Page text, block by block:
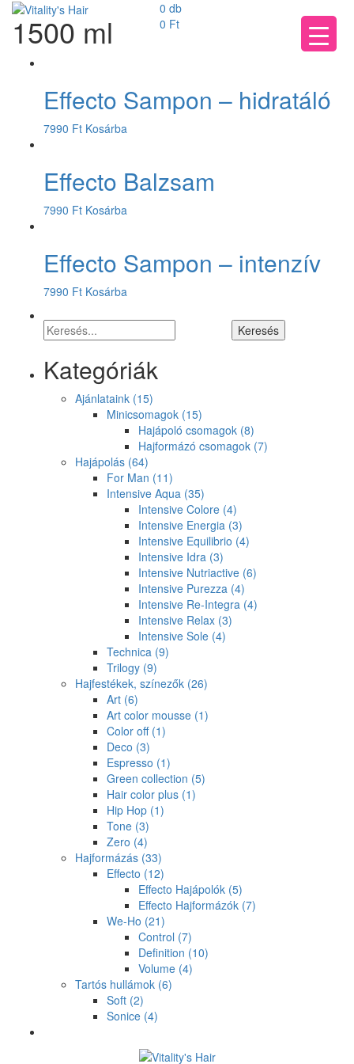
0 db
0 Ft
1500 ml
Effecto Sampon – hidratáló
7990 Ft Kosárba
Effecto Balzsam
7990 Ft Kosárba
Effecto Sampon – intenzív
7990 Ft Kosárba
Kategóriák
Ajánlataink (15)
Minicsomagok (15)
Hajápoló csomagok (8)
Hajformázó csomagok (7)
Hajápolás (64)
For Man (11)
Intensive Aqua (35)
Intensive Colore (4)
Intensive Energia (3)
Intensive Equilibrio (4)
Intensive Idra (3)
Intensive Nutriactive (6)
Intensive Purezza (4)
Intensive Re-Integra (4)
Intensive Relax (3)
Intensive Sole (4)
Technica (9)
Trilogy (9)
Hajfestékek, színezők (26)
Art (6)
Art color mousse (1)
Color off (1)
Deco (3)
Espresso (1)
Green collection (5)
Hair color plus (1)
Hip Hop (1)
Tone (3)
Zero (4)
Hajformázás (33)
Effecto (12)
Effecto Hajápolók (5)
Effecto Hajformázók (7)
We-Ho (21)
Control (7)
Definition (10)
Volume (4)
Tartós hullámok (6)
Soft (2)
Sonice (4)